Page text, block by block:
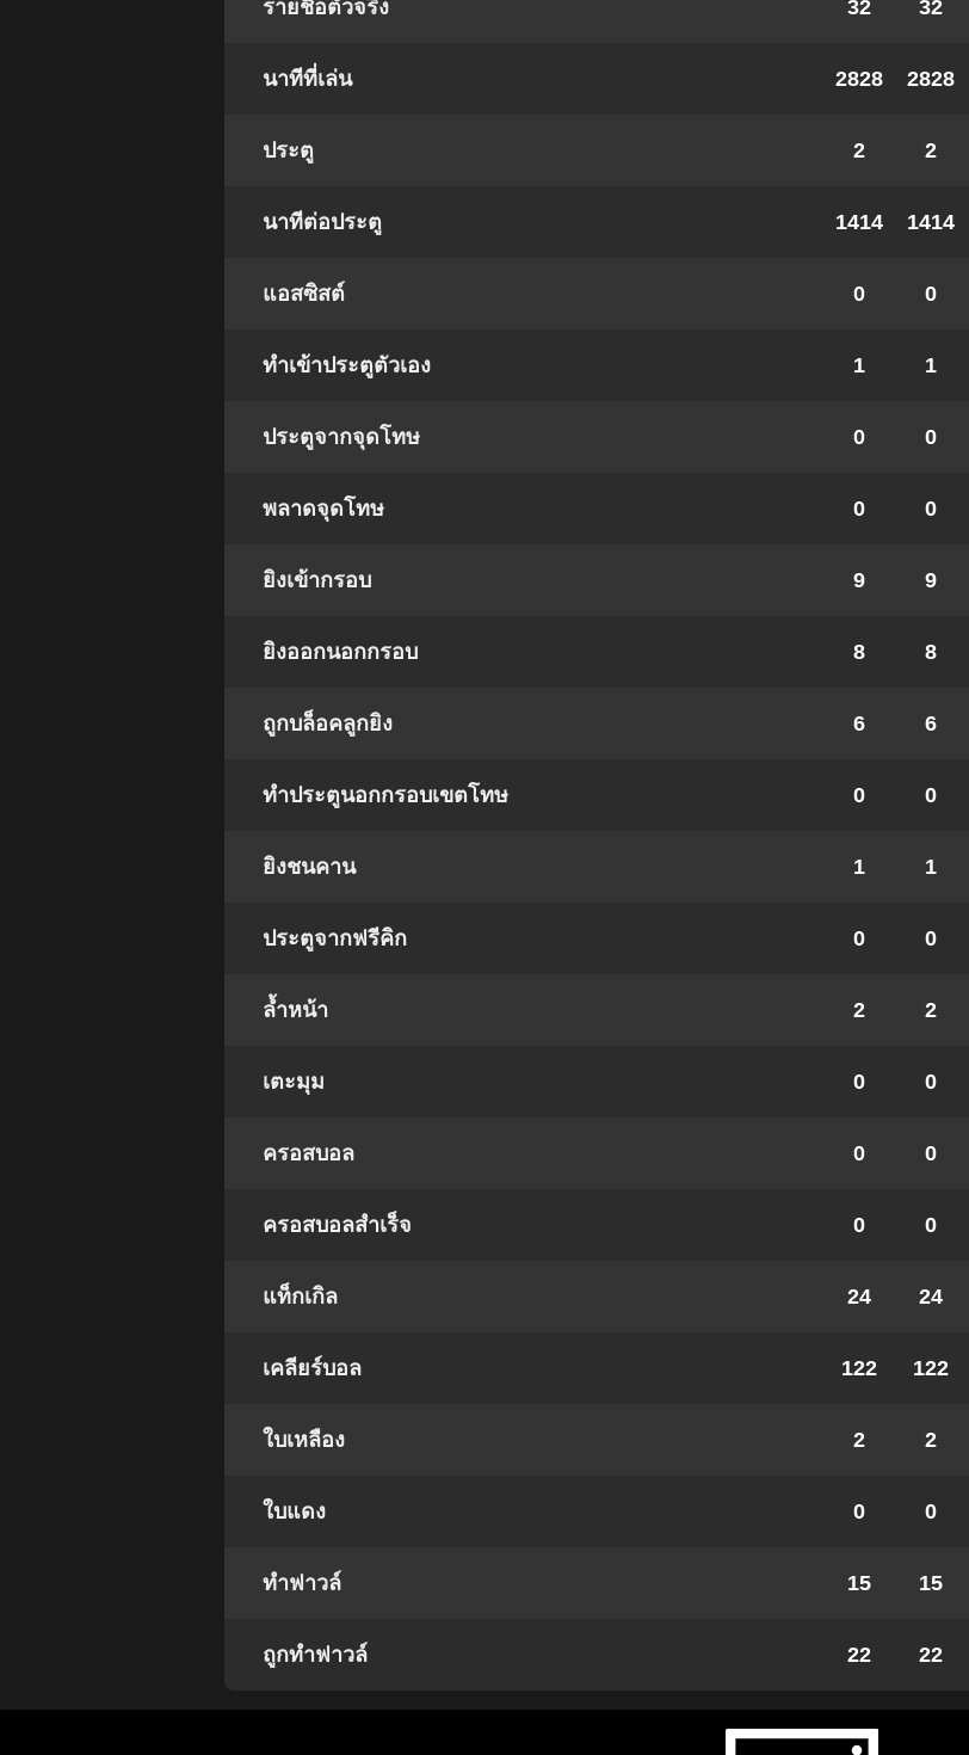
รายชื่อตัวจริง 32 32
นาทีที่เล่น 2828 2828
ประตู 2 2
นาทีต่อประตู 1414 1414
แอสซิสต์ 0 0
ทําเข้าประตูตัวเอง 1 1
ประตูจากจุดโทษ 0 0
พลาดจุดโทษ 0 0
ยิงเข้ากรอบ 9 9
ยิงออกนอกกรอบ 8 8
ถูกบล็อคลูกยิง 6 6
ทำประตูนอกกรอบเขตโทษ 0 0
ยิงชนคาน 1 1
ประตูจากฟรีคิก 0 0
ล้ำหน้า 2 2
เตะมุม 0 0
ครอสบอล 0 0
ครอสบอลสำเร็จ 0 0
แท็กเกิล 24 24
เคลียร์บอล 122 122
ใบเหลือง 2 2
ใบแดง 0 0
ทำฟาวล์ 15 15
ถูกทำฟาวล์ 22 22